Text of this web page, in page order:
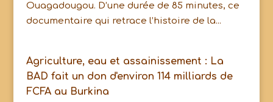
Ouagadougou. D’une durée de 85 minutes, ce
documentaire qui retrace l’histoire de la...
Agriculture, eau et assainissement : La
BAD fait un don d'environ 114 milliards de
FCFA au Burkina